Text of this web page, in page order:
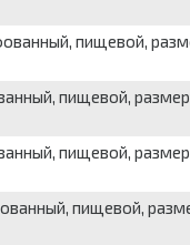
пищевой,
пищевой,
пищевой,
пищевой,